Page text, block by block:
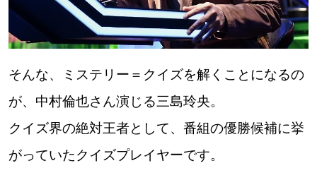
札幌
道北
道南
道東
そんな、ミステリー＝クイズを解くことになるの
が、中村倫也さん演じる三島玲央。
クイズ界の絶対王者として、番組の優勝候補に挙
がっていたクイズプレイヤーです。